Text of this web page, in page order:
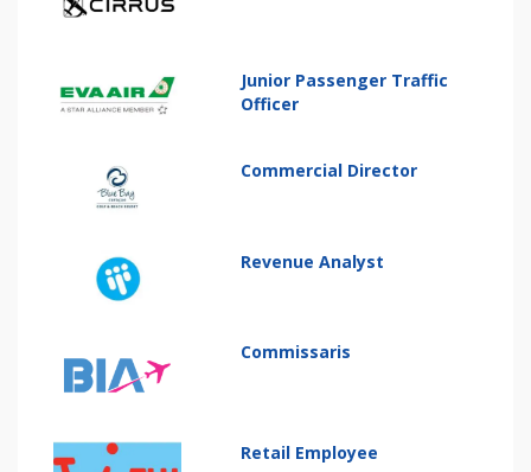
Junior Passenger Traffic
Officer
Commercial Director
Revenue Analyst
Commissaris
Retail Employee